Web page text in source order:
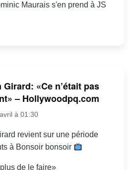
Maurais s'en prend à JS
«Ce n’était pas
– Hollywoodpq.com
à 01:30
revient sur une période
à Bonsoir bonsoir
de le faire»